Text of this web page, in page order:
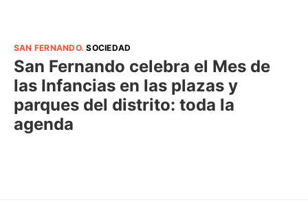
SAN FERNANDO.SOCIEDAD
San Fernando celebra el Mes de
las Infancias en las plazas y
parques del distrito: toda la
agenda